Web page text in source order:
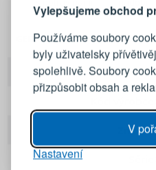
Vylepšujeme obchod
Používáme soubory
byly uživatelsky
spolehlivě. Soubory
přizpůsobit obsah a
V
Nastavení
GEFU Primeline Nylon 34 cm
EAN
Značka
Přihlaste se
Emailová adresa